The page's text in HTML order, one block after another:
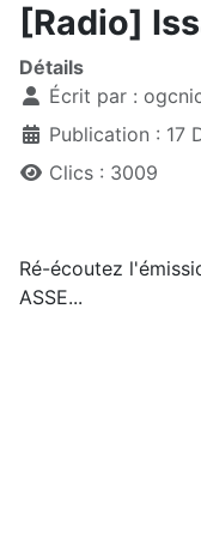
[Radio]
Détails
Écrit par :
Publication : 17
Clics : 3009
Ré-écoutez
ASSE...